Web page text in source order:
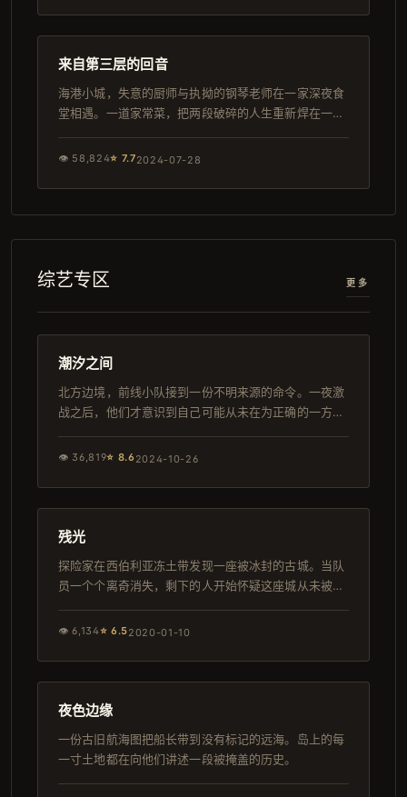
独播
167分钟
来自第三层的回音
海港小城，失意的厨师与执拗的钢琴老师在一家深夜食
堂相遇。一道家常菜，把两段破碎的人生重新焊在一
👁 58,824⭐ 7.72024-07-28
综艺专区 更多
完结
108分钟
潮汐之间
北方边境，前线小队接到一份不明来源的命令。一夜激
战之后，他们才意识到自己可能从未在为正确的一方而
👁 36,819⭐ 8.6 2024-10-26
高分
112分钟
残光
探险家在西伯利亚冻土带发现一座被冰封的古城。当队
员一个个离奇消失，剩下的人开始怀疑这座城从未被人
👁6,134⭐ 6.52020-01-10
导演剪辑版
155分钟
夜色边缘
一份古旧航海图把船长带到没有标记的远海。岛上的每
一寸土地都在向他们讲述一段被掩盖的历史。